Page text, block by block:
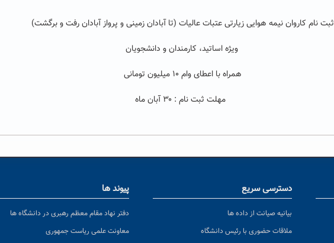
ثبت نام کاروان نیمه هوایی زیارتی عتبات عالیات (تا آبادان زمینی و پرواز آبادان رفت و برگشت)
ویژه اساتید، کارمندان و دانشجویان
همراه با اعطای وام ۱۰ میلیون تومانی
مهلت ثبت نام : ۳۰ آبان ماه
دسترسی سریع
بیانیه صیانت از داده ها
ملاقات حضوری با رئیس دانشگاه
پیوند ها
دفتر نهاد مقام معظم رهبری در دانشگاه ها
معاونت علمی ریاست جمهوری